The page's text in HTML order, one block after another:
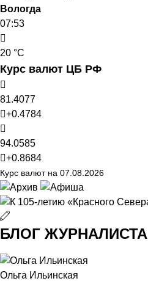
Вологда
07:53
20 °C
Курс валют ЦБ РФ
81.4077
+0.4784
94.0585
+0.8684
Курс валют на 07.08.2026
БЛОГ ЖУРНАЛИСТА
Ольга Ильинская